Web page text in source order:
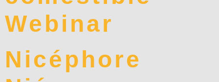
Webinar
Nicéphore